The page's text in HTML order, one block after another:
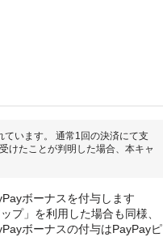
います。 通常1回の決済にて支
けたことが判明した場合、本キャ
ボーナスを付与します
プ」を利用した場合も同様、
ボーナスの付与はPayPayピ